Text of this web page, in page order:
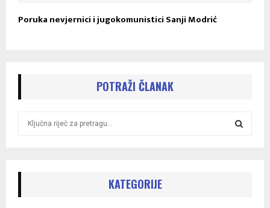
Poruka nevjernici i jugokomunistici Sanji Modrić
POTRAŽI ČLANAK
KATEGORIJE